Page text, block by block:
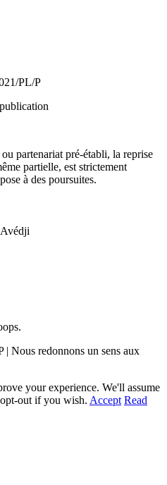
PL/P
partenariat pré-établi, la reprise
partielle, est strictement
à des poursuites.
Nous redonnons un sens aux
your experience. We'll assume
out if you wish. Accept Read